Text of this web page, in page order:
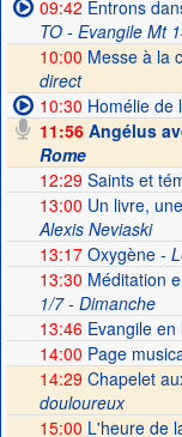
09:42 Entrons
TO - Evangile Mt
10:00 Messe à la
direct
10:30 Homélie de
11:56Angélus
Rome
12:29Saints et
13:00 Un livre,
Alexis Neviaski
13:17Oxygène-
13:30 Méditation
1/7 - Dimanche
13:46Evangile en
14:00 Page
14:29 Chapelet
douloureux
15:00 L'heure de